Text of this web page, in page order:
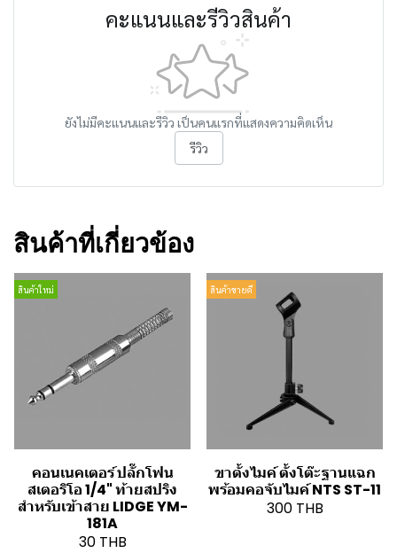
คะแนนและรีวิวสินค้า
ยังไม่มีคะแนนและรีวิว เป็นคนแรกที่แสดงความคิดเห็น
รีวิว
สินค้าที่เกี่ยวข้อง
สินค้าใหม่
คอนเนคเตอร์ ปลั๊กโฟน
สเตอริโอ 1/4" ท้ายสปริง
สำหรับเข้าสาย LIDGE YM-
181A
30 THB
สินค้าขายดี
ขาตั้งไมค์ ตั้งโต๊ะฐานแฉก
พร้อมคอจับไมค์ NTS ST-11
300 THB